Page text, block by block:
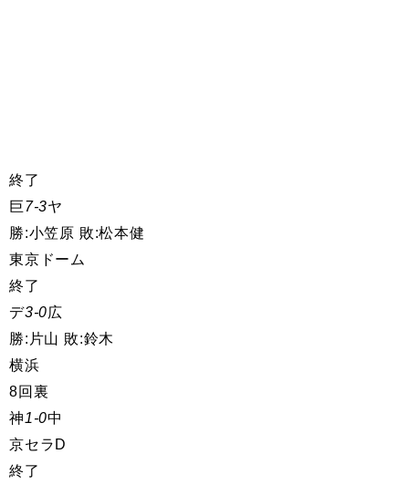
終了
巨7-3ヤ
勝:小笠原 敗:松本健
東京ドーム
終了
デ3-0広
勝:片山 敗:鈴木
横浜
8回裏
神1-0中
京セラD
終了